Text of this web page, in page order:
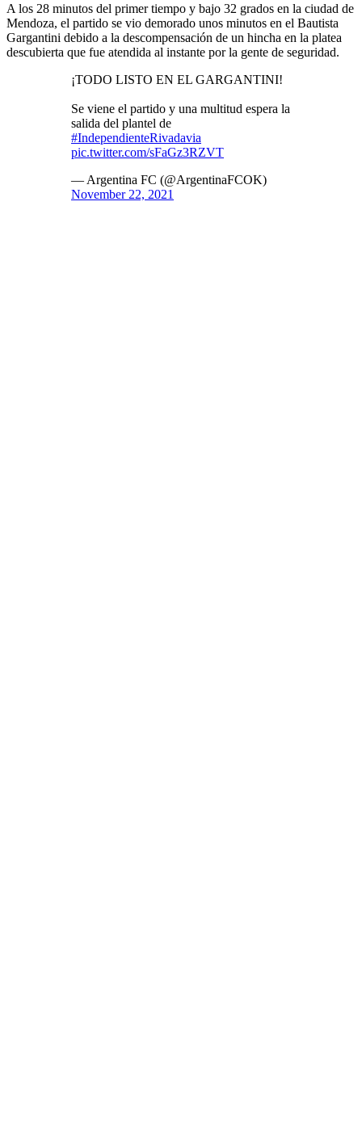
A los 28 minutos del primer tiempo y bajo 32 grados en la ciudad de
Mendoza, el partido se vio demorado unos minutos en el Bautista
Gargantini debido a la descompensación de un hincha en la platea
descubierta que fue atendida al instante por la gente de seguridad.
¡TODO LISTO EN EL GARGANTINI!
Se viene el partido y una multitud espera la
salida del plantel de
#IndependienteRivadavia
pic.twitter.com/sFaGz3RZVT
— Argentina FC (@ArgentinaFCOK)
November 22, 2021